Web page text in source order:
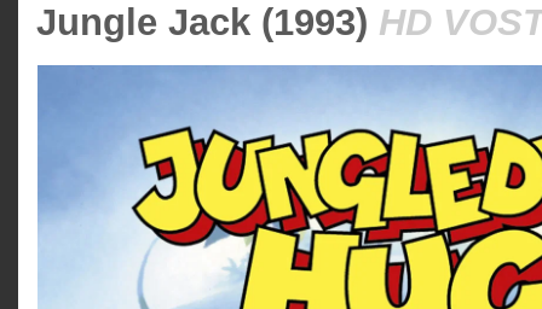
Jungle Jack (1993) HD